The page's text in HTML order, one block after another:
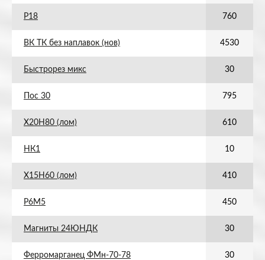
Р18 760
ВК ТК без наплавок (нов) 4530
Быстрорез микс 30
Пос 30 795
Х20Н80 (лом) 610
НК1 10
Х15Н60 (лом) 410
Р6М5 450
Магниты 24ЮНДК 30
Ферромарганец ФМн-70-78 30